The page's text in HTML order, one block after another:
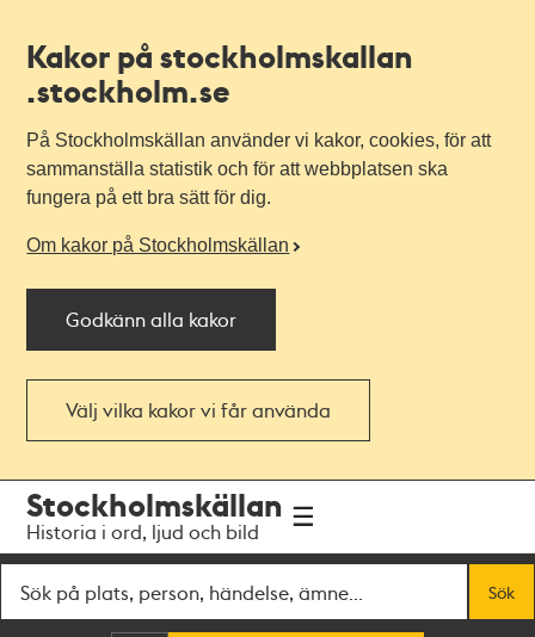
Kakor på stockholmskallan
.stockholm.se
På Stockholmskällan använder vi kakor, cookies, för att
sammanställa statistik och för att webbplatsen ska
fungera på ett bra sätt för dig.
Om kakor på Stockholmskällan
Godkänn alla kakor
Välj vilka kakor vi får använda
navigationen
huvudinnehållet
Stockholmskällan
Historia i ord, ljud och bild
Sök